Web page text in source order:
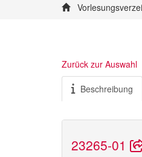
Zurück zur Auswahl
Beschreibung
23265-01